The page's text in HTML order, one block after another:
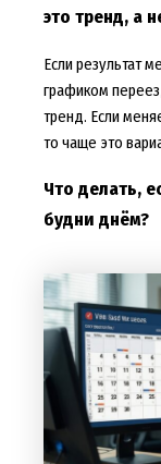
это тренд, а
Если результат
графиком
тренд. Если
то чаще это
Что делать,
будни днём?